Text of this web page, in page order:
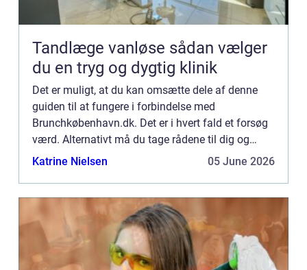
Tandlæge vanløse sådan vælger
du en tryg og dygtig klinik
Det er muligt, at du kan omsætte dele af denne
guiden til at fungere i forbindelse med
Brunchkøbenhavn.dk. Det er i hvert fald et forsøg
værd. Alternativt må du tage rådene til dig og
bruge dem, så godt du kan. Det er måske ikke
Katrine Nielsen 05 June 2026